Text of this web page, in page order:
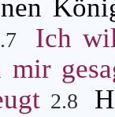
Ich
2.8